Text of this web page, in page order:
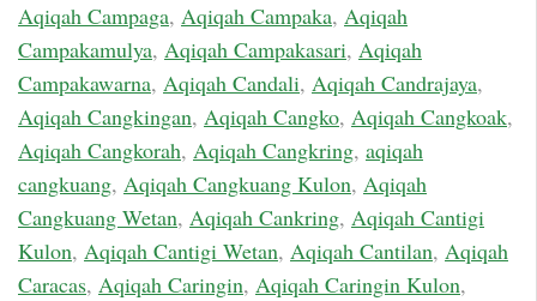
Aqiqah Campaga, Aqiqah Campaka, Aqiqah
Campakamulya, Aqiqah Campakasari, Aqiqah
Campakawarna, Aqiqah Candali, Aqiqah Candrajaya,
Aqiqah Cangkingan, Aqiqah Cangko, Aqiqah Cangkoak,
Aqiqah Cangkorah, Aqiqah Cangkring, aqiqah
cangkuang, Aqiqah Cangkuang Kulon, Aqiqah
Cangkuang Wetan, Aqiqah Cankring, Aqiqah Cantigi
Kulon, Aqiqah Cantigi Wetan, Aqiqah Cantilan, Aqiqah
Caracas, Aqiqah Caringin, Aqiqah Caringin Kulon,